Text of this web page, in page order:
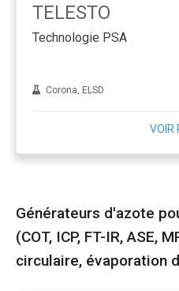
TELESTO
Technologie PSA
Corona, ELSD
VOIR
Générateurs d'azote
(COT, ICP, FT-IR, ASE,
circulaire, évaporation